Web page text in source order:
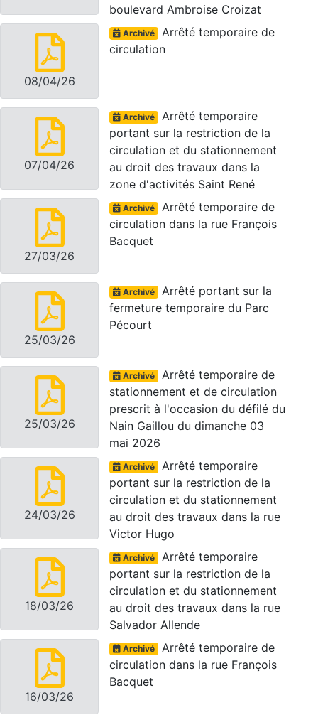
boulevard Ambroise Croizat
08/04/26
Archivé Arrêté temporaire de
circulation
07/04/26
Archivé Arrêté temporaire
portant sur la restriction de la
circulation et du stationnement
au droit des travaux dans la
zone d'activités Saint René
27/03/26
Archivé Arrêté temporaire de
circulation dans la rue François
Bacquet
25/03/26
Archivé Arrêté portant sur la
fermeture temporaire du Parc
Pécourt
25/03/26
Archivé Arrêté temporaire de
stationnement et de circulation
prescrit à l'occasion du défilé du
Nain Gaillou du dimanche 03
mai 2026
24/03/26
Archivé Arrêté temporaire
portant sur la restriction de la
circulation et du stationnement
au droit des travaux dans la rue
Victor Hugo
18/03/26
Archivé Arrêté temporaire
portant sur la restriction de la
circulation et du stationnement
au droit des travaux dans la rue
Salvador Allende
16/03/26
Archivé Arrêté temporaire de
circulation dans la rue François
Bacquet